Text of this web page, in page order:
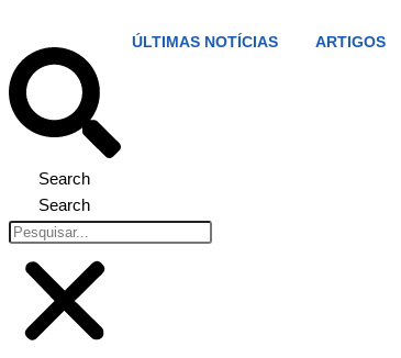
ÚLTIMAS NOTÍCIAS ARTIGOS
Search
Search